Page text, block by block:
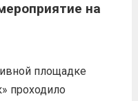
забеге и заняли
места:1 место —
Милана,
на
площадке
проходило